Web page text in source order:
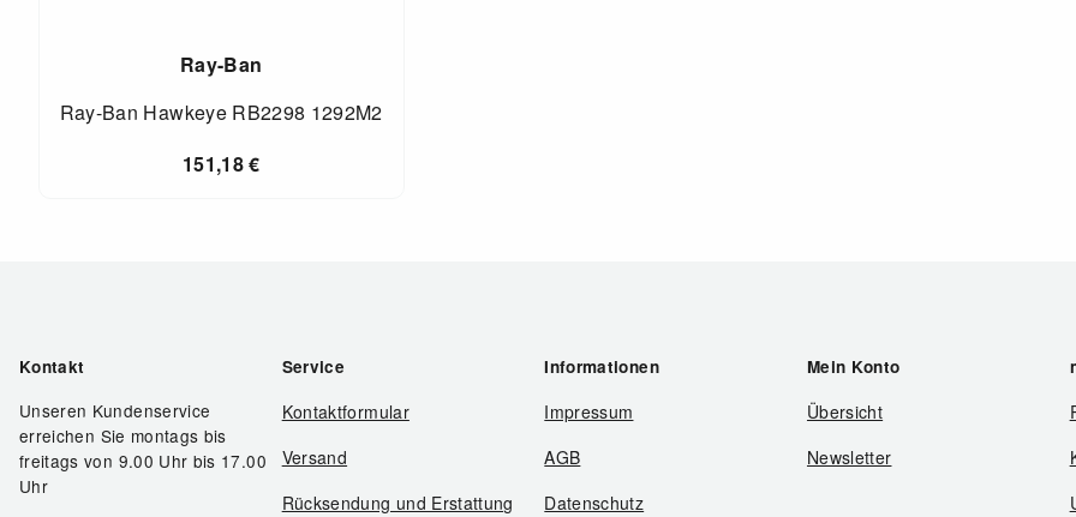
Ray-Ban
Ray-Ban Hawkeye RB2298 1292M2
151,18€
Kontakt
Unseren Kundenservice
erreichen Sie montags bis
freitags von 9.00 Uhr bis 17.00
Uhr
Service
Kontaktformular
Versand
Rücksendung und Erstattung
Informationen
Impressum
AGB
Datenschutz
Mein Konto
Übersicht
Newsletter